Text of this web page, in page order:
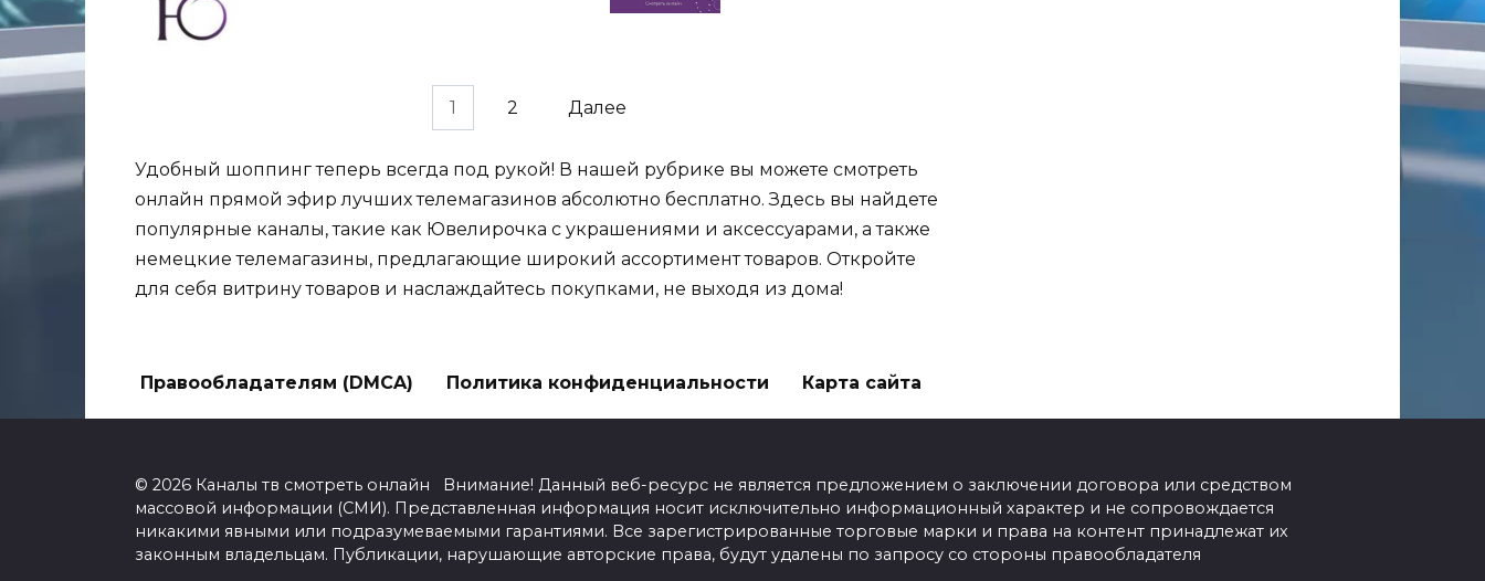
1 2 Далее
Удобный шоппинг теперь всегда под рукой! В нашей рубрике вы можете смотреть
онлайн прямой эфир лучших телемагазинов абсолютно бесплатно. Здесь вы найдете
популярные каналы, такие как Ювелирочка с украшениями и аксессуарами, а также
немецкие телемагазины, предлагающие широкий ассортимент товаров. Откройте
для себя витрину товаров и наслаждайтесь покупками, не выходя из дома!
Правообладателям (DMCA) Политика конфиденциальности Карта сайта
© 2026 Каналы тв смотреть онлайн Внимание! Данный веб-ресурс не является предложением о заключении договора или средством
массовой информации (СМИ). Представленная информация носит исключительно информационный характер и не сопровождается
никакими явными или подразумеваемыми гарантиями. Все зарегистрированные торговые марки и права на контент принадлежат их
законным владельцам. Публикации, нарушающие авторские права, будут удалены по запросу со стороны правообладателя